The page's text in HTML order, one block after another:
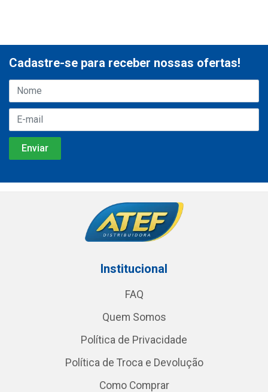
Cadastre-se para receber nossas ofertas!
Institucional
FAQ
Quem Somos
Política de Privacidade
Política de Troca e Devolução
Como Comprar